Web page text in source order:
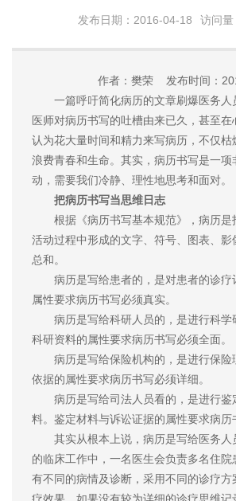
发布日期：2016-04-18 访问量
作者：樊荣 发布时间：
一篇呼吁简化病历的文章刷爆医务人
医师对病历书写的吐槽由来已久，甚至在
认为花大量时间和精力来写病历，不仅枯
浪费青春和生命。其实，病历书写是一项
动，需要我们冷静、理性地思考和面对。
把病历书写当思维日志
根据《病历书写基本规范》，病历是
活动过程中形成的文字、符号、图表、影
总和。
病历是写给患者的，是对患者的诊疗
属性要求病历书写必须真实。
病历是写给科研人员的，是进行科学
科研资料的属性要求病历书写必须全面。
病历是写给保险机构的，是进行保险
依据的属性要求病历书写必须详细。
病历是写给司法人员看的，是进行鉴
料。鉴定材料与诉讼证据的属性要求病历
其实从根本上说，病历是写给医务人
的临床工作中，一名医生会负责多名住
有不同的病情及诊断，采用不同的诊疗方